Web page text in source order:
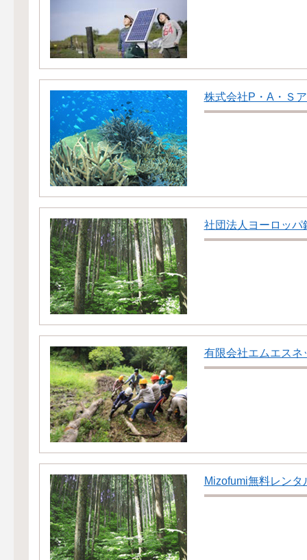
株式会社P・A・Ｓ
社団法人ヨーロッパ
有限会社エムエスネ
Mizofumi無料レンタ